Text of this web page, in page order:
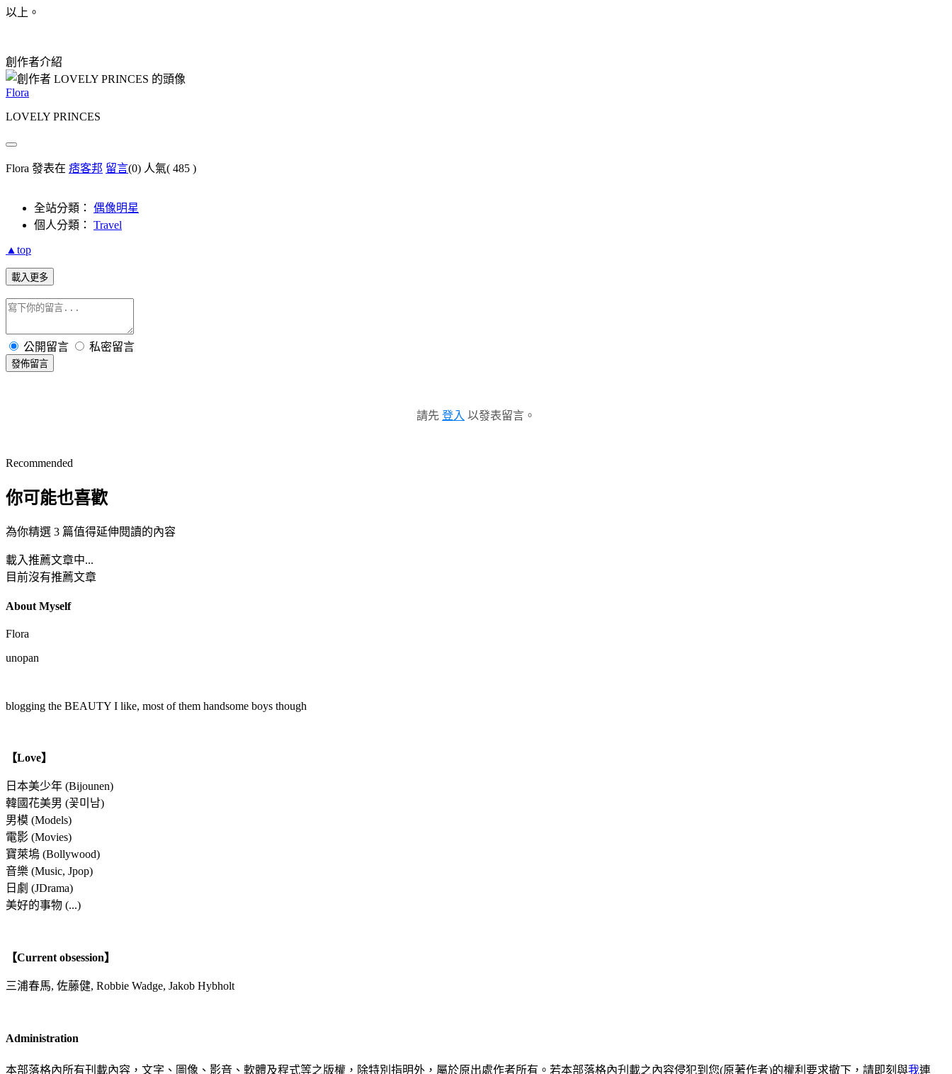
以上。
創作者介紹
Flora
LOVELY PRINCES
Flora 發表在 痞客邦 留言(0) 人氣( 485 )
全站分類： 偶像明星
個人分類： Travel
▲top
載入更多
公開留言 私密留言
發佈留言
請先 登入 以發表留言。
Recommended
你可能也喜歡
為你精選 3 篇值得延伸閱讀的內容
載入推薦文章中...
目前沒有推薦文章
About Myself
Flora
unopan
blogging the BEAUTY I like, most of them handsome boys though
【Love】
日本美少年 (Bijounen)
韓國花美男 (꽃미남)
男模 (Models)
電影 (Movies)
寶萊塢 (Bollywood)
音樂 (Music, Jpop)
日劇 (JDrama)
美好的事物 (...)
【Current obsession】
三浦春馬, 佐藤健, Robbie Wadge, Jakob Hybholt
Administration
本部落格內所有刊載內容，文字、圖像、影音、軟體及程式等之版權，除特別指明外，屬於原出處作者所有。若本部落格內刋載之內容侵犯到您(原著作者)的權利要求撤下，請即刻與我連